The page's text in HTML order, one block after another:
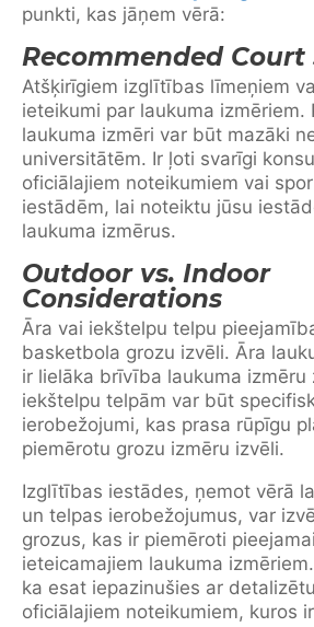
punkti, kas jāņem vērā:
Recommended Court
Atšķirīgiem izglītības līmeņiem
ieteikumi par laukuma izmēriem.
laukuma izmēri var būt mazāki
universitātēm. Ir ļoti svarīgi
oficiālajiem noteikumiem vai
iestādēm, lai noteiktu jūsu
laukuma izmērus.
Outdoor vs. Indoor
Considerations
Āra vai iekštelpu telpu
basketbola grozu izvēli. Āra
ir lielāka brīvība laukuma izmēru
iekštelpu telpām var būt
ierobežojumi, kas prasa rūpīgu
piemērotu grozu izmēru izvēli.
Izglītības iestādes, ņemot vērā
un telpas ierobežojumus, var
grozus, kas ir piemēroti
ieteicamajiem laukuma
ka esat iepazinušies ar
oficiālajiem noteikumiem, kuros